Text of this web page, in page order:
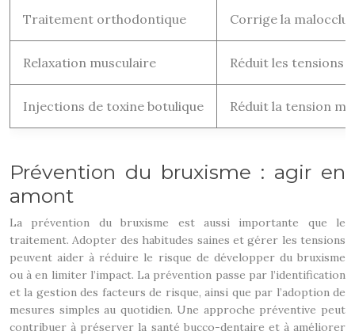
Traitement orthodontique Corrige la
Relaxation musculaire Réduit les tensions
Injections de toxine botulique Réduit la tension
Prévention du bruxisme : agir en
amont
La prévention du bruxisme est aussi importante que le
traitement. Adopter des habitudes saines et gérer les tensions
peuvent aider à réduire le risque de développer du bruxisme
ou à en limiter l’impact. La prévention passe par l’identification
et la gestion des facteurs de risque, ainsi que par l’adoption de
mesures simples au quotidien. Une approche préventive peut
contribuer à préserver la santé bucco-dentaire et à améliorer